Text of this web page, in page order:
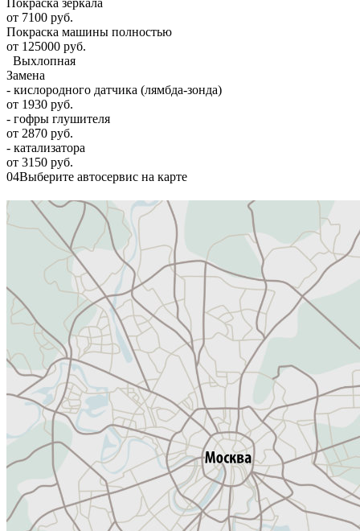
Покраска зеркала
от 7100 руб.
Покраска машины полностью
от 125000 руб.
Выхлопная
Замена
- кислородного датчика (лямбда-зонда)
от 1930 руб.
- гофры глушителя
от 2870 руб.
- катализатора
от 3150 руб.
04Выберите автосервис на карте